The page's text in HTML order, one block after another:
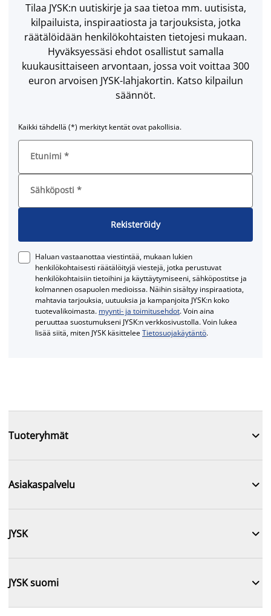
Tilaa JYSK:n uutiskirje ja saa tietoa mm. uutisista,
kilpailuista, inspiraatiosta ja tarjouksista, jotka
räätälöidään henkilökohtaisten tietojesi mukaan.
Hyväksyessäsi ehdot osallistut samalla
kuukausittaiseen arvontaan, jossa voit voittaa 300
euron arvoisen JYSK-lahjakortin. Katso kilpailun
säännöt.
Kaikki tähdellä (*) merkityt kentät ovat pakollisia.
Etunimi *
Sähköposti *
Rekisteröidy
Haluan vastaanottaa viestintää, mukaan lukien
henkilökohtaisesti räätälöityjä viestejä, jotka perustuvat
henkilökohtaisiin tietoihini ja käyttäytymiseeni, sähköpostitse ja
kolmannen osapuolen medioissa. Näihin sisältyy inspiraatiota,
mahtavia tarjouksia, uutuuksia ja kampanjoita JYSK:n koko
tuotevalikoimasta. myynti- ja toimitusehdot. Voin aina
peruuttaa suostumukseni JYSK:n verkkosivustolla. Voin lukea
lisää siitä, miten JYSK käsitteleeTietosuojakäytäntö.
Tuoteryhmät 
Asiakaspalvelu 
JYSK 
JYSK suomi 